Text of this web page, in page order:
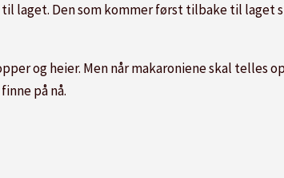
laget. Den som kommer først tilbake til
og heier. Men når makaroniene skal
på nå.